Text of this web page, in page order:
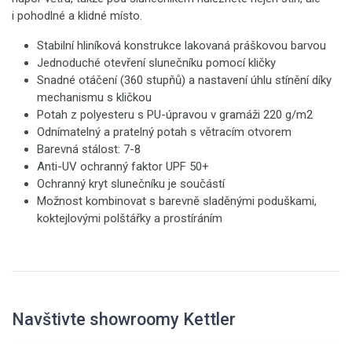
i pohodlné a klidné místo.
Stabilní hliníková konstrukce lakovaná práškovou barvou
Jednoduché otevření slunečníku pomocí kličky
Snadné otáčení (360 stupňů) a nastavení úhlu stínění díky
mechanismu s kličkou
Potah z polyesteru s PU-úpravou v gramáži 220 g/m2
Odnímatelný a pratelný potah s větracím otvorem
Barevná stálost: 7-8
Anti-UV ochranný faktor UPF 50+
Ochranný kryt slunečníku je součástí
Možnost kombinovat s barevně sladěnými poduškami,
koktejlovými polštářky a prostíráním
Navštivte showroomy Kettler